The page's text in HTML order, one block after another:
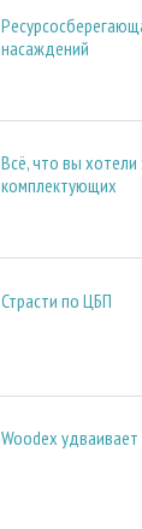
насаждений
Всё, что вы
комплектующих
Страсти по ЦБП
Woodex удваивает